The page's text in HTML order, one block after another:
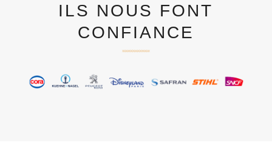
ILS NOUS FONT
CONFIANCE